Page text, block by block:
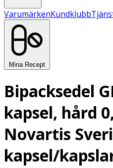
VarumärkenKundklubb
Mina Recept
Bipacksedel
kapsel, hård
Novartis
kapsel/